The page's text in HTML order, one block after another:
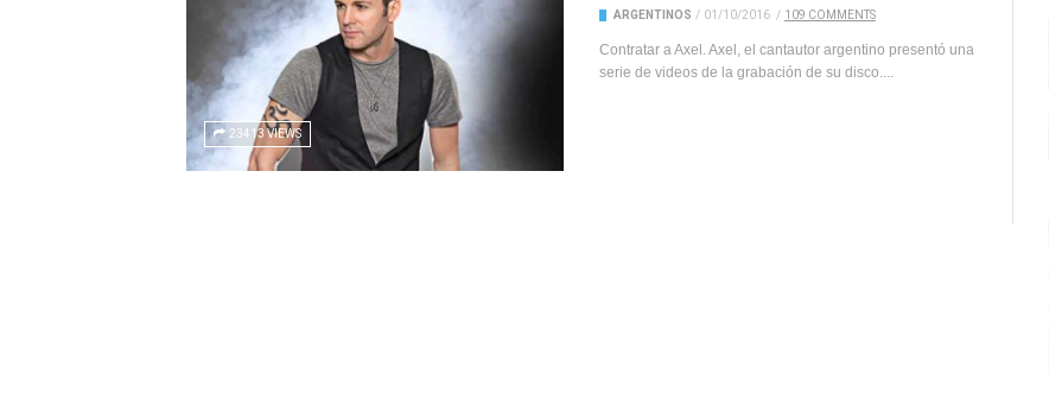
23413 VIEWS
ARGENTINOS / 01/10/2016 / 109 COMMENTS
Contratar a Axel. Axel, el cantautor argentino presentó una
serie de videos de la grabación de su disco....